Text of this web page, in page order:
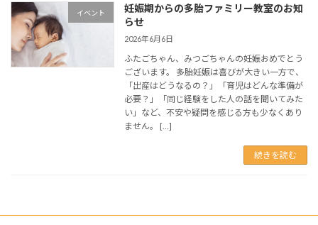
イベント
妊娠期からの多胎ファミリー教室のお知
らせ
2026年6月6日
ふたごちゃん、みつごちゃんの妊娠おめでとう
ございます。 多胎妊娠は喜びが大きい一方で、
「出産はどうなるの？」「育児はどんな準備が
必要？」「同じ経験をした人の話を聞いてみた
い」など、不安や疑問を感じる方も少なくあり
ません。 […]
続きを読む